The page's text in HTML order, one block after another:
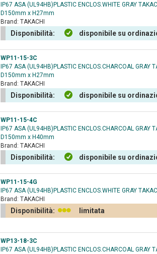
IP67 ASA (UL94HB)PLASTIC ENCLOS.WHITE GRAY
D150mm x H27mm
Brand: TAKACHI
Disponibilità: disponibile su
WP11-15-3C
IP67 ASA (UL94HB)PLASTIC ENCLOS.CHARCOAL GRAY
D150mm x H27mm
Brand: TAKACHI
Disponibilità: disponibile su
WP11-15-4C
IP67 ASA (UL94HB)PLASTIC ENCLOS.CHARCOAL GRAY
D150mm x H40mm
Brand: TAKACHI
Disponibilità: disponibile su
WP11-15-4G
IP67 ASA (UL94HB)PLASTIC ENCLOS.WHITE GRAY
Brand: TAKACHI
Disponibilità: limitata
WP13-18-3C
IP67 ASA (UL94HB)PLASTIC ENCLOS.CHARCOAL GRAY